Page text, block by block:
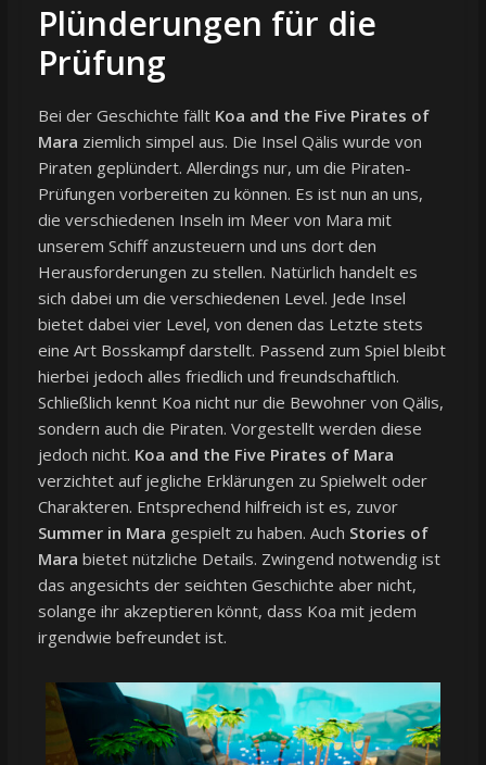
Plünderungen für die
Prüfung
Bei der Geschichte fällt Koa and the Five Pirates of
Mara ziemlich simpel aus. Die Insel Qälis wurde von
Piraten geplündert. Allerdings nur, um die Piraten-
Prüfungen vorbereiten zu können. Es ist nun an uns,
die verschiedenen Inseln im Meer von Mara mit
unserem Schiff anzusteuern und uns dort den
Herausforderungen zu stellen. Natürlich handelt es
sich dabei um die verschiedenen Level. Jede Insel
bietet dabei vier Level, von denen das Letzte stets
eine Art Bosskampf darstellt. Passend zum Spiel bleibt
hierbei jedoch alles friedlich und freundschaftlich.
Schließlich kennt Koa nicht nur die Bewohner von Qälis,
sondern auch die Piraten. Vorgestellt werden diese
jedoch nicht. Koa and the Five Pirates of Mara
verzichtet auf jegliche Erklärungen zu Spielwelt oder
Charakteren. Entsprechend hilfreich ist es, zuvor
Summer in Mara gespielt zu haben. Auch Stories of
Mara bietet nützliche Details. Zwingend notwendig ist
das angesichts der seichten Geschichte aber nicht,
solange ihr akzeptieren könnt, dass Koa mit jedem
irgendwie befreundet ist.